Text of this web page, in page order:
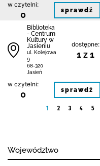
w czytelni:
0 sprawdź
Biblioteka
- Centrum
Kultury w
Jasieniu
ul. Kolejowa
9
68-320
Jasień
dostępne:
1 z 1
w czytelni:
0 sprawdź
1 2 3 4 5
Województwo